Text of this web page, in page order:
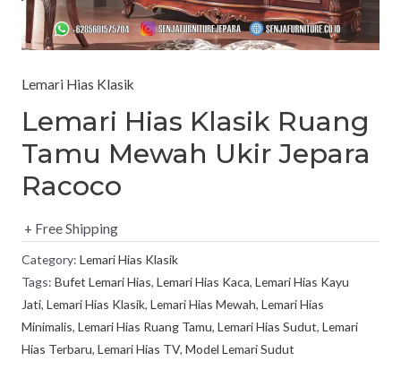
Lemari Hias Klasik
Lemari Hias Klasik Ruang
Tamu Mewah Ukir Jepara
Racoco
+ Free Shipping
Category: Lemari Hias Klasik
Tags: Bufet Lemari Hias, Lemari Hias Kaca, Lemari Hias Kayu
Jati, Lemari Hias Klasik, Lemari Hias Mewah, Lemari Hias
Minimalis, Lemari Hias Ruang Tamu, Lemari Hias Sudut, Lemari
Hias Terbaru, Lemari Hias TV, Model Lemari Sudut